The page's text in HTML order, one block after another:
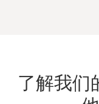
了解我们